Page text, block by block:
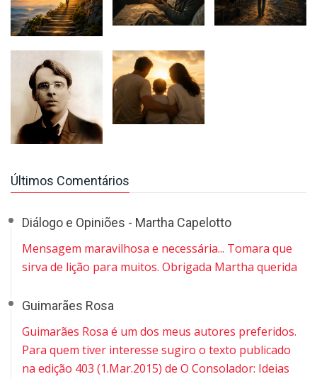
Últimos Comentários
Diálogo e Opiniões - Martha Capelotto
Mensagem maravilhosa e necessária... Tomara que
sirva de lição para muitos. Obrigada Martha querida
Guimarães Rosa
Guimarães Rosa é um dos meus autores preferidos.
Para quem tiver interesse sugiro o texto publicado
na edição 403 (1.Mar.2015) de O Consolador: Ideias